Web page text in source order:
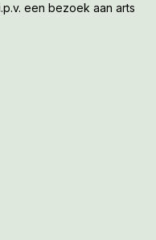
een bezoek aan arts